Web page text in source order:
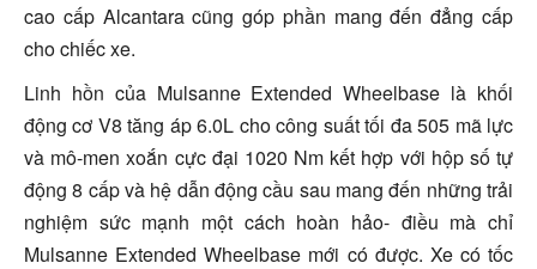
cao cấp Alcantara cũng góp phần mang đến đẳng cấp
cho chiếc xe.
Linh hồn của Mulsanne Extended Wheelbase là khối
động cơ V8 tăng áp 6.0L cho công suất tối đa 505 mã lực
và mô-men xoắn cực đại 1020 Nm kết hợp với hộp số tự
động 8 cấp và hệ dẫn động cầu sau mang đến những trải
nghiệm sức mạnh một cách hoàn hảo- điều mà chỉ
Mulsanne Extended Wheelbase mới có được. Xe có tốc